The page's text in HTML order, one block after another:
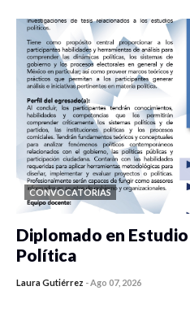
CONVOCATORIAS
Diplomado en
Política
Laura Gutiérrez -Ago 07, 2026